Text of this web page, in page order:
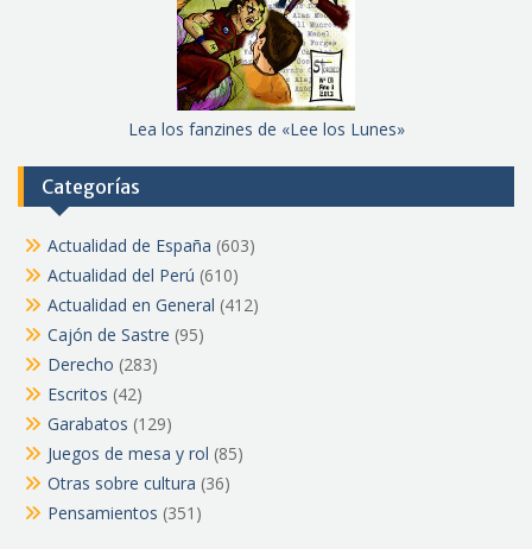
Lea los fanzines de «Lee los Lunes»
Categorías
Actualidad de España (603)
Actualidad del Perú (610)
Actualidad en General (412)
Cajón de Sastre (95)
Derecho (283)
Escritos (42)
Garabatos (129)
Juegos de mesa y rol (85)
Otras sobre cultura (36)
Pensamientos (351)